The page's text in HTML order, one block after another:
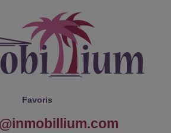
Favoris